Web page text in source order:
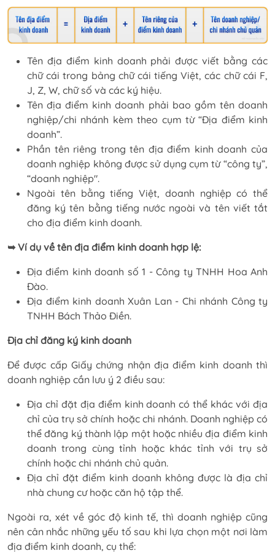
Tên địa điểm kinh doanh phải được viết bằng các
chữ cái trong bảng chữ cái tiếng Việt, các chữ cái F,
J, Z, W, chữ số và các ký hiệu.
Tên địa điểm kinh doanh phải bao gồm tên doanh
nghiệp/chi nhánh kèm theo cụm từ “Địa điểm kinh
doanh”.
Phần tên riêng trong tên địa điểm kinh doanh của
doanh nghiệp không được sử dụng cụm từ “công ty”,
“doanh nghiệp".
Ngoài tên bằng tiếng Việt, doanh nghiệp có thể
đăng ký tên bằng tiếng nước ngoài và tên viết tắt
cho địa điểm kinh doanh.
➥ Ví dụ về tên địa điểm kinh doanh hợp lệ:
Địa điểm kinh doanh số 1 - Công ty TNHH Hoa Anh
Đào.
Địa điểm kinh doanh Xuân Lan - Chi nhánh Công ty
TNHH Bách Thảo Điền.
Địa chỉ đăng ký kinh doanh
Để được cấp Giấy chứng nhận địa điểm kinh doanh thì
doanh nghiệp cần lưu ý 2 điều sau:
Địa chỉ đặt địa điểm kinh doanh có thể khác với địa
chỉ của trụ sở chính hoặc chi nhánh. Doanh nghiệp có
thể đăng ký thành lập một hoặc nhiều địa điểm kinh
doanh trong cùng tỉnh hoặc khác tỉnh với trụ sở
chính hoặc chi nhánh chủ quản.
Địa chỉ đặt điểm kinh doanh không được là địa chỉ
nhà chung cư hoặc căn hộ tập thể.
Ngoài ra, xét về góc độ kinh tế, thì doanh nghiệp cũng
nên cân nhắc những yếu tố sau khi lựa chọn một nơi làm
địa điểm kinh doanh, cụ thể: